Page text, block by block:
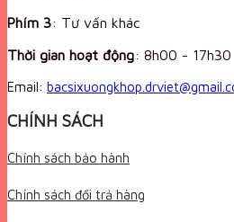
Phím 3: Tư vấn khác
Thời gian hoạt động: 8h00 - 17h30
Email:
CHÍNH SÁCH
Chính sách bảo hành
Chính sách đổi trả hàng